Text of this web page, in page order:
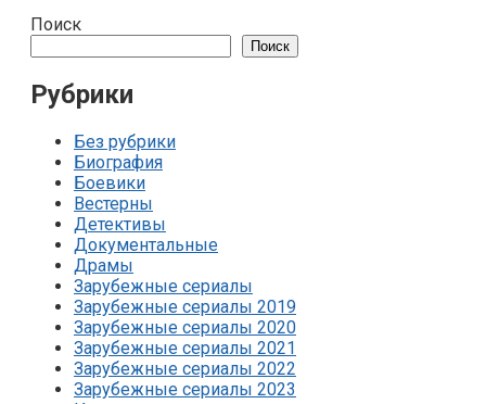
Поиск
Поиск
Рубрики
Без рубрики
Биография
Боевики
Вестерны
Детективы
Документальные
Драмы
Зарубежные сериалы
Зарубежные сериалы 2019
Зарубежные сериалы 2020
Зарубежные сериалы 2021
Зарубежные сериалы 2022
Зарубежные сериалы 2023